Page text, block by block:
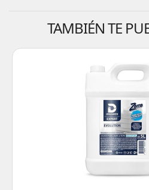
TAMBIÉN TE